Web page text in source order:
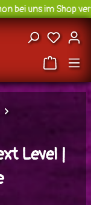
bei uns im Shop
Du
Level |